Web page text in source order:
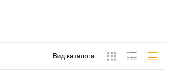
Вид каталога: